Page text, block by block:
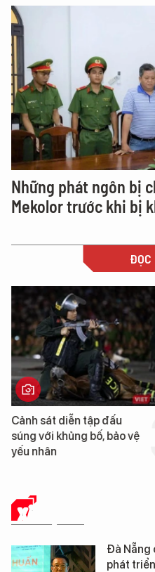
Những phát ngôn bị
Mekolor trước khi bị
ĐỌC
Cảnh sát diễn tập đấu
súng với khủng bố, bảo vệ
yếu nhân
XÃ HỘI SỐ
Đà Nẵng
phát